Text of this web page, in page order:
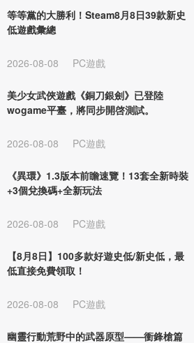
等等黨的大勝利！Steam8月8日39款新史
低遊戲彙總
2026-08-08 PC遊戲
美少女武俠遊戲《銅刀銀劍》已登陸
wogame平臺，將同步開啓測試。
2026-08-08 PC遊戲
《異環》1.3版本前瞻速覽！13套全新時裝
+3個兌換碼+全新玩法
2026-08-08 PC遊戲
【8月8日】100多款好遊史低/新史低，最
低直接免費領取！
2026-08-08 PC遊戲
幽靈行動荒野中的武器原型——衝鋒槍篇